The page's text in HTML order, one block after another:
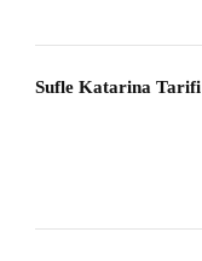
Sufle Katarina Tarifi